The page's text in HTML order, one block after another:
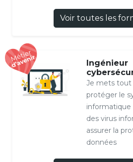
Voir toutes les
Ingénieur
Je mets tout
protéger le
des virus
assurer la
données